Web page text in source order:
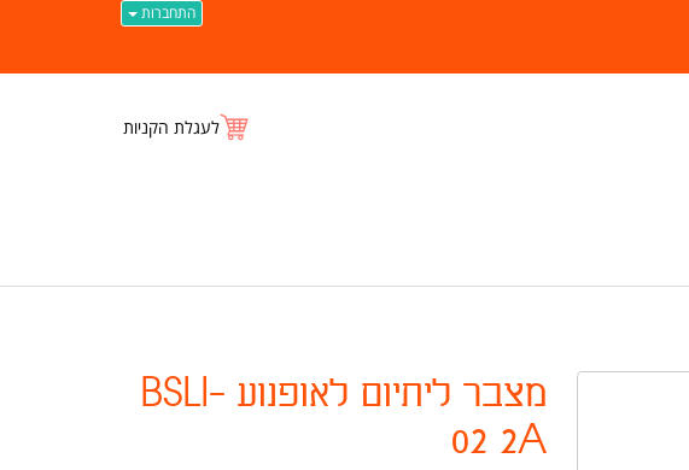
התחברות
לעגלת הקניות
מצבר ליתיום לאופנוע BSLI-
02 2A